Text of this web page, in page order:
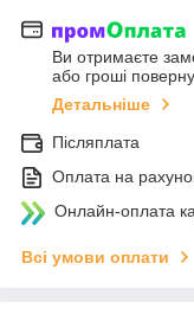
Ви отримаєте
або гроші
Детальніше
Післяплата
Оплата на
Онлайн-оплата
Всі умови оплати